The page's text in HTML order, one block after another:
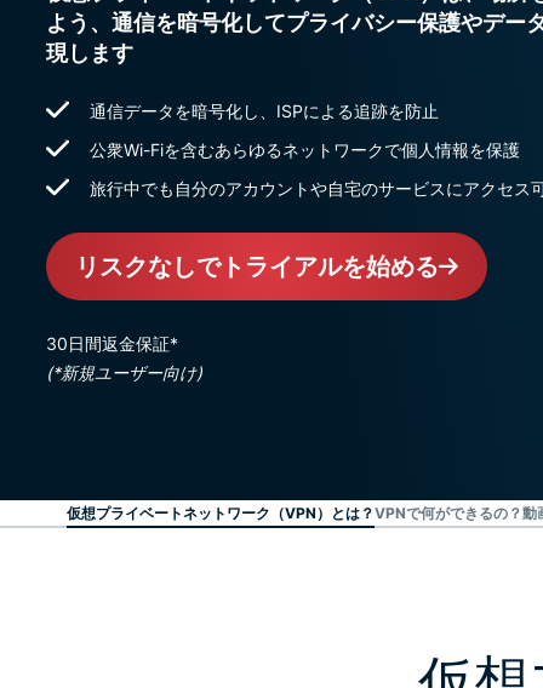
よう、通信を暗号化してプライバシー保護やデー
現します
通信データを暗号化し、ISPによる追跡を防止
公衆Wi-Fiを含むあらゆるネットワークで個人情報を保護
旅行中でも自分のアカウントや自宅のサービスにアクセス
リスクなしでトライアルを始める
30日間返金保証*
(*新規ユーザー向け)
仮想プライベートネットワーク（VPN）とは？VPNで何ができるの？動